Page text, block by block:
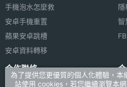
◎ 內建 2.5mm 耳機插槽
◎ 內建藍牙、紅外線、USB
◎ 內建 Documents-to-Go 文
具
機體規格
度
手機泡水怎麼救
安卓手機重置
蘋果安卓跳槽
安卓資料轉移
隱
智
合作聯絡
廣告刊登 法
為了提供您更優質的個人化體驗，本
站使用 cookies，若您繼續瀏覽本網